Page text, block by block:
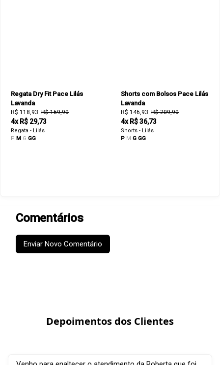
Regata Dry Fit Pace Lilás
Lavanda
R$ 118,93 R$ 169,90
4x R$ 29,73
Regata - Lilás
P M G GG
Shorts com Bolsos Pace Lilás
Lavanda
R$ 146,93 R$ 209,90
4x R$ 36,73
Shorts - Lilás
P M G GG
Comentários
Enviar Novo Comentário
Depoimentos dos Clientes